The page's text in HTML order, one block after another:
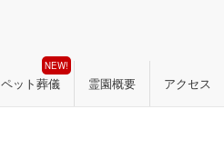
ペット葬儀
NEW!
霊園概要 アクセス